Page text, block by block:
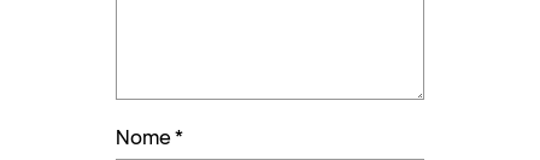
Nome*